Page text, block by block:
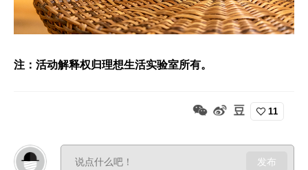
注：活动解释权归理想生活实验室所有。
11
发布